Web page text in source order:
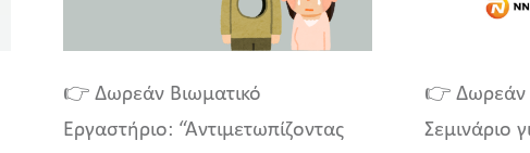
👉 Δωρεάν Βιωματικό
Εργαστήριο: “Αντιμετωπίζοντας
👉 Δωρεάν
Σεμινάριο